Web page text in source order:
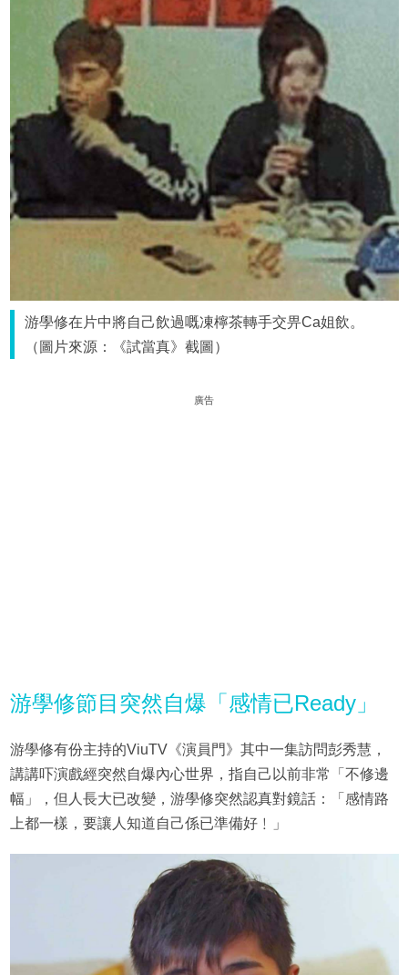
游學修在片中將自己飲過嘅凍檸茶轉手交畀Ca姐飲。
（圖片來源：《試當真》截圖）
廣告
游學修節目突然自爆「感情已Ready」
游學修有份主持的ViuTV《演員門》其中一集訪問彭秀慧，
講講吓演戲經突然自爆內心世界，指自己以前非常「不修邊
幅」，但人長大已改變，游學修突然認真對鏡話：「感情路
上都一樣，要讓人知道自己係已準備好﹗」